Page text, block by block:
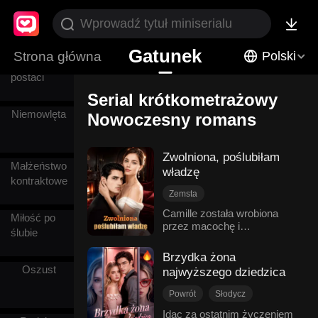
Strona główna Gatunek Polski
1VN
Rozwój
postaci
Niemowlęta
Małżeństwo
kontraktowe
Miłość po
ślubie
Oszust
Serial krótkometrażowy
Nowoczesny romans
Zwolniona, poślubiłam
władzę
Zemsta
Ukryte tożsamości
Miłość po ślubie
Camille została wrobiona
przez macochę i
trafiła do więzienia. Pięć lat
później wychodzi na
wolność i wkrótce zawiera
układne małżeństwo z
Brzydka żona
najwyższego dziedzica
Powrót
Słodycz
Nowoczesny romans
Idąc za ostatnim życzeniem